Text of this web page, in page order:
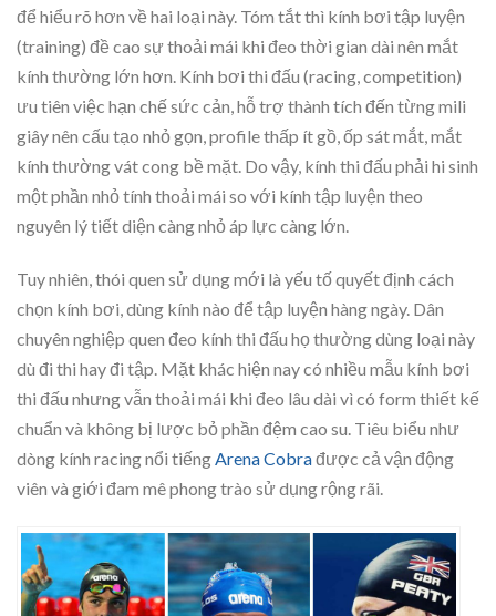
để hiểu rõ hơn về hai loại này. Tóm tắt thì kính bơi tập luyện
(training) đề cao sự thoải mái khi đeo thời gian dài nên mắt
kính thường lớn hơn. Kính bơi thi đấu (racing, competition)
ưu tiên việc hạn chế sức cản, hỗ trợ thành tích đến từng mili
giây nên cấu tạo nhỏ gọn, profile thấp ít gồ, ốp sát mắt, mắt
kính thường vát cong bề mặt. Do vậy, kính thi đấu phải hi sinh
một phần nhỏ tính thoải mái so với kính tập luyện theo
nguyên lý tiết diện càng nhỏ áp lực càng lớn.
Tuy nhiên, thói quen sử dụng mới là yếu tố quyết định cách
chọn kính bơi, dùng kính nào để tập luyện hàng ngày. Dân
chuyên nghiệp quen đeo kính thi đấu họ thường dùng loại này
dù đi thi hay đi tập. Mặt khác hiện nay có nhiều mẫu kính bơi
thi đấu nhưng vẫn thoải mái khi đeo lâu dài vì có form thiết kế
chuẩn và không bị lược bỏ phần đệm cao su. Tiêu biểu như
dòng kính racing nổi tiếngArena Cobrađược cả vận động
viên và giới đam mê phong trào sử dụng rộng rãi.